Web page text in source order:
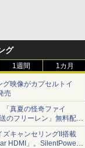
グ
1週間 1カ月
映像がカプセルトイ
売
真夏の怪奇ファイ
のフリーレン」無料配信
情報
キャンセリングII搭載
HDMI」。SilentPower